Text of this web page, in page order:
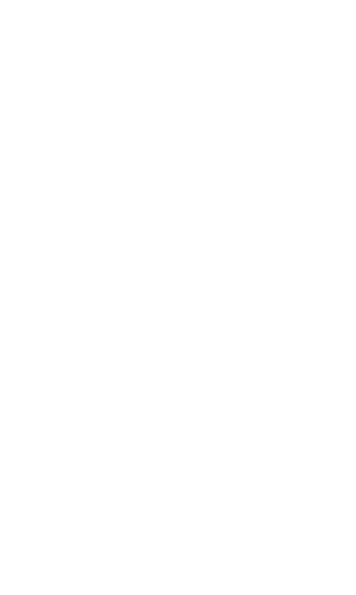
přístup do zabezpečených oblastí
chat nebo podobní
or similar providers.